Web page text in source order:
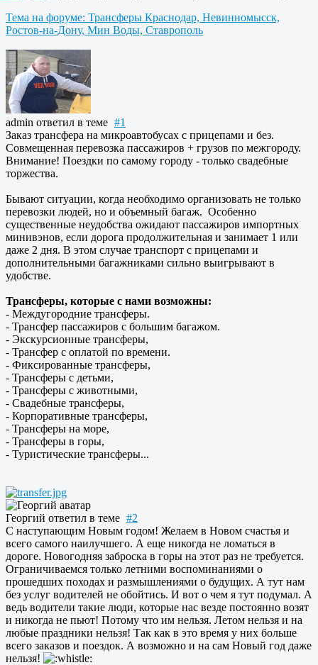
Тема на форуме: Трансферы Краснодар, Невинномысск,
Ростов-на-Дону, Мин Воды, Ставрополь
admin ответил в теме #1
Заказ трансфера на микроавтобусах с прицепами и без.
Совмещенная перевозка пассажиров + грузов по межгороду.
Внимание! Поездки по самому городу - только свадебные
торжества.
Бывают ситуации, когда необходимо организовать не только
перевозки людей, но и объемный багаж. Особенно
существенные неудобства ожидают пассажиров импортных
минивэнов, если дорога продолжительная и занимает 1 или
даже 2 дня. В этом случае транспорт с прицепами и
дополнительными багажниками сильно выигрывают в
удобстве.
Трансферы, которые с нами возможны:
- Междугородние трансферы.
- Трансфер пассажиров с большим багажом.
- Экскурсионные трансферы,
- Трансфер с оплатой по времени.
- Фиксированные трансферы,
- Трансферы с детьми,
- Трансферы с животными,
- Свадебные трансферы,
- Корпоративные трансферы,
- Трансферы на море,
- Трансферы в горы,
- Туристические трансферы...
Георгий ответил в теме #2
С наступающим Новым годом! Желаем в Новом счастья и
всего самого наилучшего. А еще никогда не ломаться в
дороге. Новогодняя заброска в горы на этот раз не требуется.
Ограничиваемся только летними воспоминаниями о
прошедших походах и размышлениями о будущих. А тут нам
без услуг водителей не обойтись. И вот о чем я тут подумал. А
ведь водители такие люди, которые нас везде постоянно возят
и никогда не пьют! Потому что им нельзя. Летом нельзя и на
любые праздники нельзя! Так как в это время у них больше
всего заказов и поездок. А возможно и на сам Новый год даже
нельзя!